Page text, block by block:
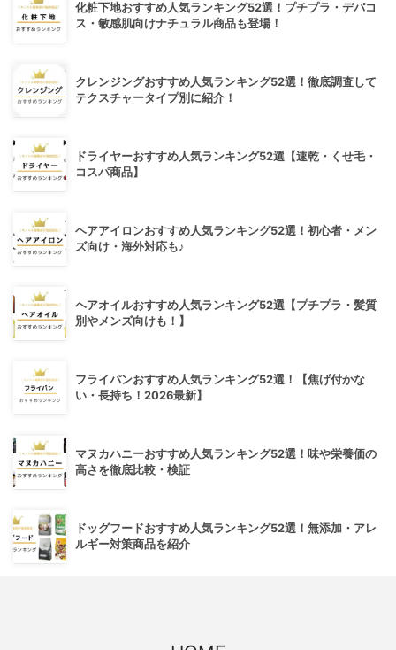
化粧下地おすすめ人気ランキング52選！プチプラ・デパコ
ス・敏感肌向けナチュラル商品も登場！
クレンジングおすすめ人気ランキング52選！徹底調査して
テクスチャータイプ別に紹介！
ドライヤーおすすめ人気ランキング52選【速乾・くせ毛・
コスパ商品】
ヘアアイロンおすすめ人気ランキング52選！初心者・メン
ズ向け・海外対応も♪
ヘアオイルおすすめ人気ランキング52選【プチプラ・髪質
別やメンズ向けも！】
フライパンおすすめ人気ランキング52選！【焦げ付かな
い・長持ち！2026最新】
マヌカハニーおすすめ人気ランキング52選！味や栄養価の
高さを徹底比較・検証
ドッグフードおすすめ人気ランキング52選！無添加・アレ
ルギー対策商品を紹介